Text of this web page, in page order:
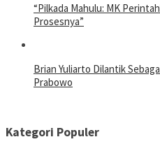
“Pilkada Mahulu: MK
Prosesnya”
Brian Yuliarto Dilantik
Prabowo
Kategori Populer